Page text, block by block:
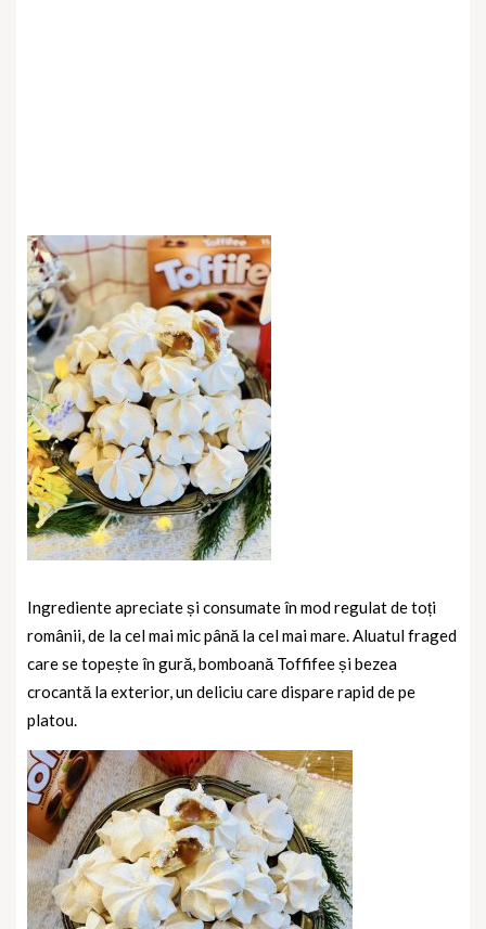
Ingrediente apreciate și consumate în mod regulat de toți
românii, de la cel mai mic până la cel mai mare. Aluatul fraged
care se topește în gură, bomboană Toffifee și bezea
crocantă la exterior, un deliciu care dispare rapid de pe
platou.